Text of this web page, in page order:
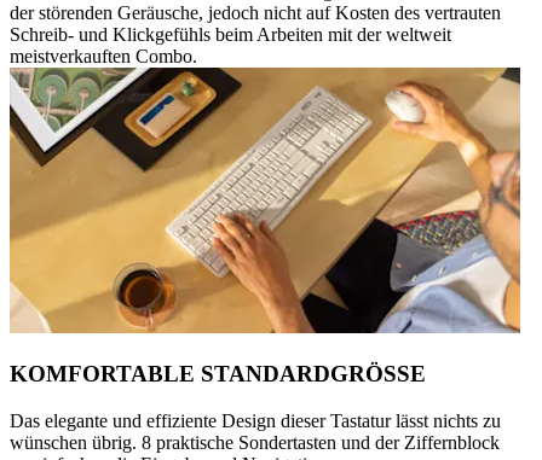
der störenden Geräusche, jedoch nicht auf Kosten des vertrauten
Schreib- und Klickgefühls beim Arbeiten mit der weltweit
meistverkauften Combo.
KOMFORTABLE STANDARDGRÖSSE
Das elegante und effiziente Design dieser Tastatur lässt nichts zu
wünschen übrig. 8 praktische Sondertasten und der Ziffernblock